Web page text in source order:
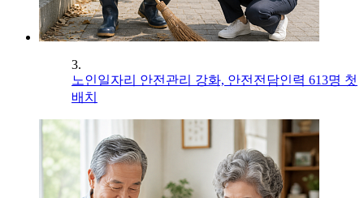
3.
노인일자리 안전관리 강화, 안전전담인력 613명 첫
배치